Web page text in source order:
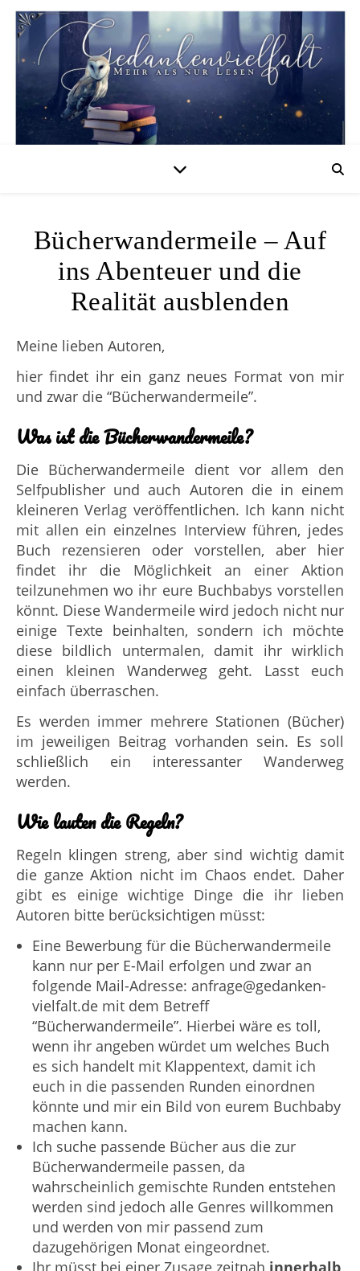
Bücherwandermeile – Auf
ins Abenteuer und die
Realität ausblenden
Meine lieben Autoren,
hier findet ihr ein ganz neues Format von mir
und zwar die “Bücherwandermeile”.
Was ist die Bücherwandermeile?
Die Bücherwandermeile dient vor allem den
Selfpublisher und auch Autoren die in einem
kleineren Verlag veröffentlichen. Ich kann nicht
mit allen ein einzelnes Interview führen, jedes
Buch rezensieren oder vorstellen, aber hier
findet ihr die Möglichkeit an einer Aktion
teilzunehmen wo ihr eure Buchbabys vorstellen
könnt. Diese Wandermeile wird jedoch nicht nur
einige Texte beinhalten, sondern ich möchte
diese bildlich untermalen, damit ihr wirklich
einen kleinen Wanderweg geht. Lasst euch
einfach überraschen.
Es werden immer mehrere Stationen (Bücher)
im jeweiligen Beitrag vorhanden sein. Es soll
schließlich ein interessanter Wanderweg
werden.
Wie lauten die Regeln?
Regeln klingen streng, aber sind wichtig damit
die ganze Aktion nicht im Chaos endet. Daher
gibt es einige wichtige Dinge die ihr lieben
Autoren bitte berücksichtigen müsst:
Eine Bewerbung für die Bücherwandermeile
kann nur per E-Mail erfolgen und zwar an
folgende Mail-Adresse: anfrage@gedanken-
vielfalt.de mit dem Betreff
“Bücherwandermeile”. Hierbei wäre es toll,
wenn ihr angeben würdet um welches Buch
es sich handelt mit Klappentext, damit ich
euch in die passenden Runden einordnen
könnte und mir ein Bild von eurem Buchbaby
machen kann.
Ich suche passende Bücher aus die zur
Bücherwandermeile passen, da
wahrscheinlich gemischte Runden entstehen
werden sind jedoch alle Genres willkommen
und werden von mir passend zum
dazugehörigen Monat eingeordnet.
Ihr müsst bei einer Zusage zeitnah innerhalb